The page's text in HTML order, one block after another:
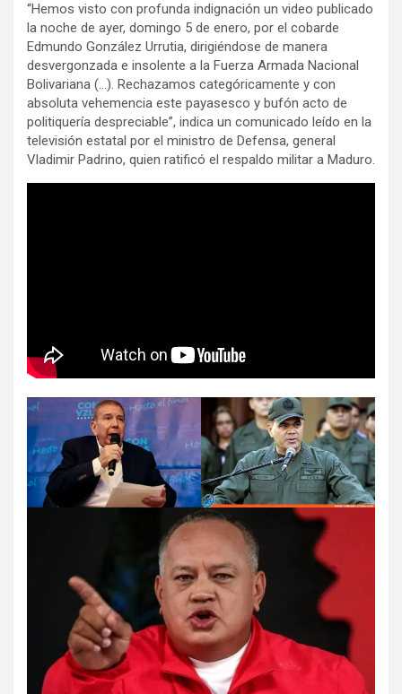
“Hemos visto con profunda indignación un video publicado
la noche de ayer, domingo 5 de enero, por el cobarde
Edmundo González Urrutia, dirigiéndose de manera
desvergonzada e insolente a la Fuerza Armada Nacional
Bolivariana (…). Rechazamos categóricamente y con
absoluta vehemencia este payasesco y bufón acto de
politiquería despreciable”, indica un comunicado leído en la
televisión estatal por el ministro de Defensa, general
Vladimir Padrino, quien ratificó el respaldo militar a Maduro.